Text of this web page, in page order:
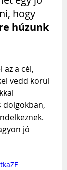
hogy
húzunk
az a cél,
vedd körül
dolgokban,
jó